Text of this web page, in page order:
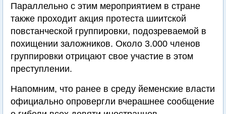
Параллельно с этим мероприятием в стране
также проходит акция протеста шиитской
повстанческой группировки, подозреваемой в
похищении заложников. Около 3.000 членов
группировки отрицают свое участие в этом
преступлении.
Напомним, что ранее в среду йеменские власти
официально опровергли вчерашнее сообщение